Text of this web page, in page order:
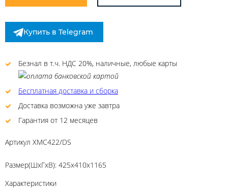
Купить в Telegram
Безнал в т.ч. НДС 20%, наличные, любые карты
Бесплатная доставка и сборка
Доставка возможна уже завтра
Гарантия от 12 месяцев
Артикул XMC422/DS
Размер(ШхГхВ): 425х410х1165
Характеристики